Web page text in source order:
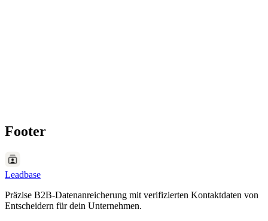
Footer
Leadbase
Präzise B2B-Datenanreicherung mit verifizierten Kontaktdaten von
Entscheidern für dein Unternehmen.